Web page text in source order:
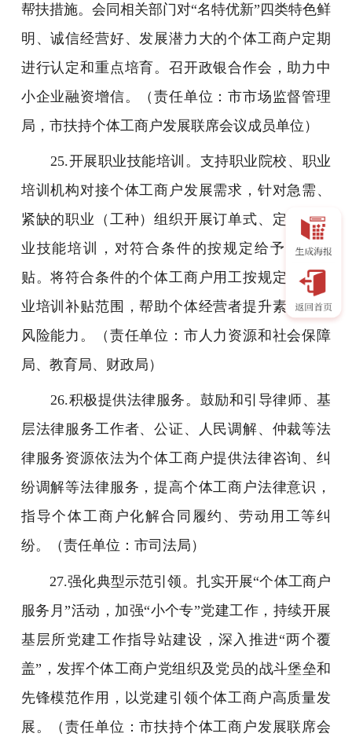
帮扶措施。会同相关部门对“名特优新”四类特色鲜
明、诚信经营好、发展潜力大的个体工商户定期
进行认定和重点培育。召开政银合作会，助力中
小企业融资增信。（责任单位：市市场监督管理
局，市扶持个体工商户发展联席会议成员单位）
25.开展职业技能培训。支持职业院校、职业
培训机构对接个体工商户发展需求，针对急需、
紧缺的职业（工种）组织开展订单式、定向式职
业技能培训，对符合条件的按规定给予培训补
贴。将符合条件的个体工商户用工按规定纳入职
业培训补贴范围，帮助个体经营者提升素质和抗
风险能力。（责任单位：市人力资源和社会保障
局、教育局、财政局）
26.积极提供法律服务。鼓励和引导律师、基
层法律服务工作者、公证、人民调解、仲裁等法
律服务资源依法为个体工商户提供法律咨询、纠
纷调解等法律服务，提高个体工商户法律意识，
指导个体工商户化解合同履约、劳动用工等纠
纷。（责任单位：市司法局）
27.强化典型示范引领。扎实开展“个体工商户
服务月”活动，加强“小个专”党建工作，持续开展
基层所党建工作指导站建设，深入推进“两个覆
盖”，发挥个体工商户党组织及党员的战斗堡垒和
先锋模范作用，以党建引领个体工商户高质量发
展。（责任单位：市扶持个体工商户发展联席会